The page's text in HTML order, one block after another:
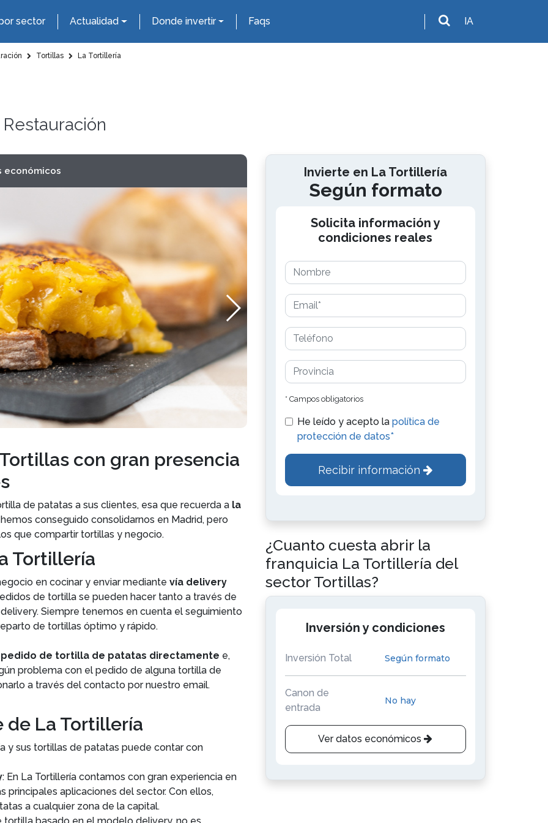
sector Actualidad Donde invertir Faqs IA
Tortillas La Tortillería
económicos
con gran presencia
de patatas a sus clientes, esa que recuerda a la
conseguido consolidarnos en Madrid, pero
que compartir tortillas y negocio.
Tortillería
en cocinar y enviar mediante vía delivery
de tortilla se pueden hacer tanto a través de
Siempre tenemos en cuenta el seguimiento
de tortillas óptimo y rápido.
pedido de tortilla de patatas directamente e,
problema con el pedido de alguna tortilla de
a través del contacto por nuestro email.
de La Tortillería
y sus tortillas de patatas puede contar con
: En La Tortillería contamos con gran experiencia en
principales aplicaciones del sector. Con ellos,
a cualquier zona de la capital.
Invierte en La Tortillería
Según formato
Solicita información y
condiciones reales
* Campos obligatorios
He leído y acepto la política de
protección de datos*
Recibir información
¿Cuanto cuesta abrir la
franquicia La Tortillería del
sector Tortillas?
Inversión y condiciones
Inversión Total Según formato
Canon de
entrada
No hay
Ver datos económicos